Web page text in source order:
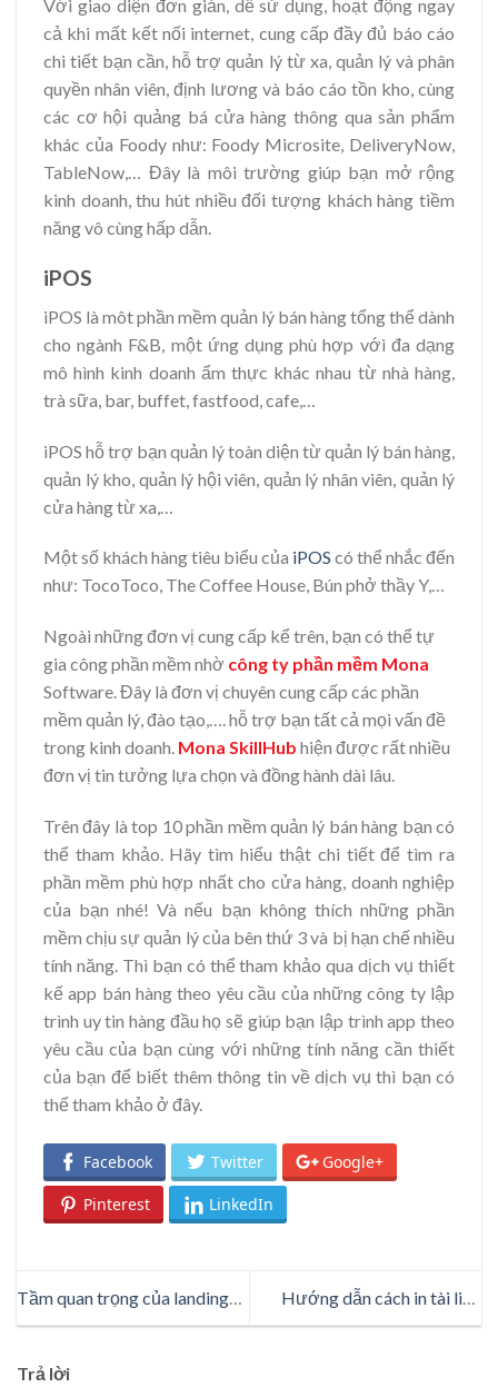
Với giao diện đơn giản, dễ sử dụng, hoạt động ngay
cả khi mất kết nối internet, cung cấp đầy đủ báo cáo
chi tiết bạn cần, hỗ trợ quản lý từ xa, quản lý và phân
quyền nhân viên, định lương và báo cáo tồn kho, cùng
các cơ hội quảng bá cửa hàng thông qua sản phẩm
khác của Foody như: Foody Microsite, DeliveryNow,
TableNow,… Đây là môi trường giúp bạn mở rộng
kinh doanh, thu hút nhiều đối tượng khách hàng tiềm
năng vô cùng hấp dẫn.
iPOS
iPOS là môt phần mềm quản lý bán hàng tổng thể dành
cho ngành F&B, một ứng dụng phù hợp với đa dạng
mô hình kinh doanh ẩm thực khác nhau từ nhà hàng,
trà sữa, bar, buffet, fastfood, cafe,…
iPOS hỗ trợ bạn quản lý toàn diện từ quản lý bán hàng,
quản lý kho, quản lý hội viên, quản lý nhân viên, quản lý
cửa hàng từ xa,…
Một số khách hàng tiêu biểu của iPOS có thể nhắc đến
như: TocoToco, The Coffee House, Bún phở thầy Y,…
Ngoài những đơn vị cung cấp kể trên, bạn có thể tự
gia công phần mềm nhờ công ty phần mềm Mona
Software. Đây là đơn vị chuyên cung cấp các phần
mềm quản lý, đào tạo,…. hỗ trợ bạn tất cả mọi vấn đề
trong kinh doanh. Mona SkillHub hiện được rất nhiều
đơn vị tin tưởng lựa chọn và đồng hành dài lâu.
Trên đây là top 10 phần mềm quản lý bán hàng bạn có
thể tham khảo. Hãy tìm hiểu thật chi tiết để tìm ra
phần mềm phù hợp nhất cho cửa hàng, doanh nghiệp
của bạn nhé! Và nếu bạn không thích những phần
mềm chịu sự quản lý của bên thứ 3 và bị hạn chế nhiều
tính năng. Thì bạn có thể tham khảo qua dịch vụ thiết
kế app bán hàng theo yêu cầu của những công ty lập
trình uy tin hàng đầu họ sẽ giúp bạn lập trình app theo
yêu cầu của bạn cùng với những tính năng cần thiết
của bạn để biết thêm thông tin về dịch vụ thì bạn có
thể tham khảo ở đây.
Facebook Twitter Google+
Pinterest LinkedIn
Tầm quan trọng của landing
page giới thiệu app mà bạn
Hướng dẫn cách in tài liệu
bằng smartphone và tablet
Trả lời